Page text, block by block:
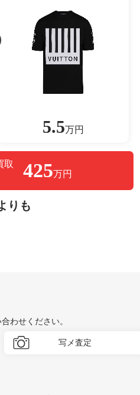
5.5万円
取
425万円
りも
わせください。
写メ査定